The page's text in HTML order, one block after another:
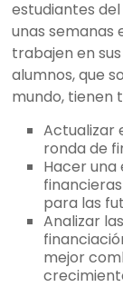
fase
inicial
estudiantes
unas semanas
trabajen en
alumnos, que
mundo, tienen
Actualizar
ronda de
Hacer una
para las
Analizar
mejor